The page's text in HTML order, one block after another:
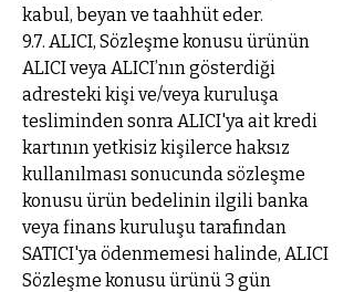
kabul, beyan ve taahhüt eder.
9.7. ALICI, Sözleşme konusu ürünün
ALICI veya ALICI’nın gösterdiği
adresteki kişi ve/veya kuruluşa
tesliminden sonra ALICI'ya ait kredi
kartının yetkisiz kişilerce haksız
kullanılması sonucunda sözleşme
konusu ürün bedelinin ilgili banka
veya finans kuruluşu tarafından
SATICI'ya ödenmemesi halinde, ALICI
Sözleşme konusu ürünü 3 gün